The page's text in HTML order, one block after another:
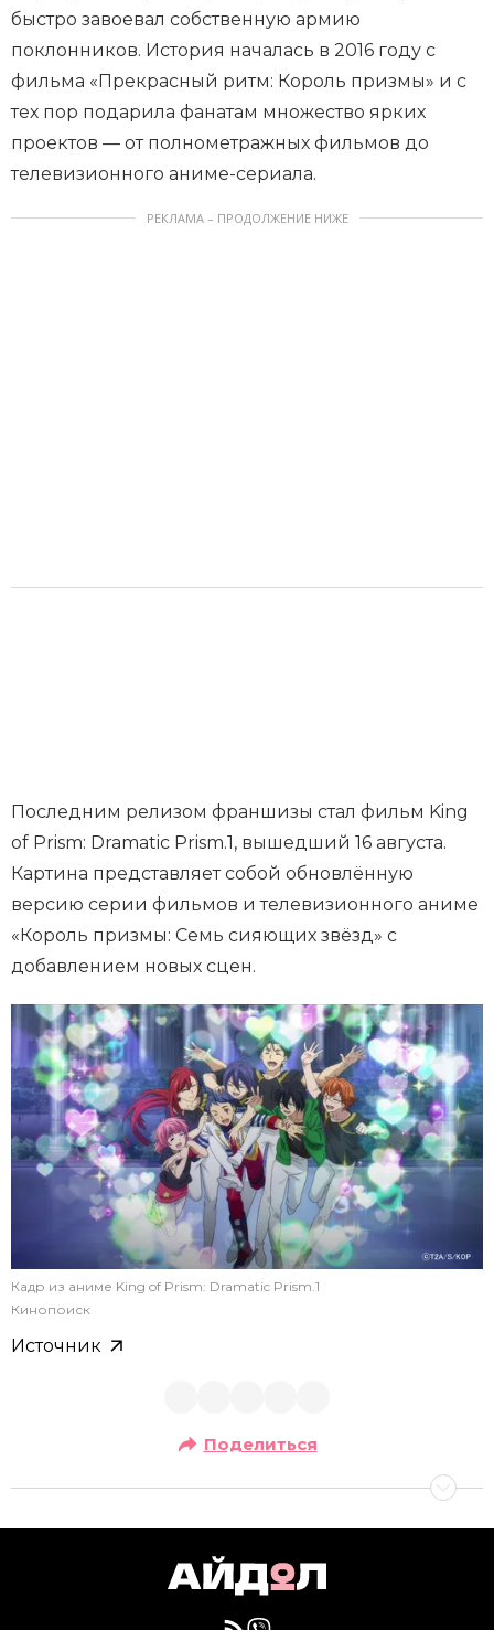
быстро завоевал собственную армию
поклонников. История началась в 2016 году с
фильма «Прекрасный ритм: Король призмы» и с
тех пор подарила фанатам множество ярких
проектов — от полнометражных фильмов до
телевизионного аниме-сериала.
РЕКЛАМА – ПРОДОЛЖЕНИЕ НИЖЕ
Последним релизом франшизы стал фильм King
of Prism: Dramatic Prism.1, вышедший 16 августа.
Картина представляет собой обновлённую
версию серии фильмов и телевизионного аниме
«Король призмы: Семь сияющих звёзд» с
добавлением новых сцен.
Кадр из аниме King of Prism: Dramatic Prism.1
Кинопоиск
Источник
Поделиться